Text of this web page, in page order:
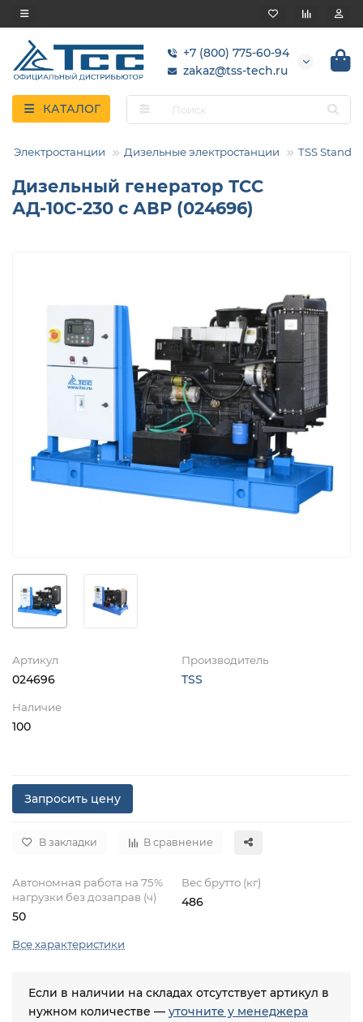
+7 (800) 775-60-94
zakaz@tss-tech.ru
КАТАЛОГ
Электростанции Дизельные электростанции TSS
Дизельный генератор ТСС
АД-10С-230 с АВР (024696)
Артикул
024696
Производитель
TSS
Наличие
100
Запросить цену
В закладки В сравнение
Автономная работа на 75%
нагрузки без дозаправ (ч)
50
Вес брутто (кг)
486
Все характеристики
Если в наличии на складах отсутствует артикул в
нужном количестве — уточните у менеджера